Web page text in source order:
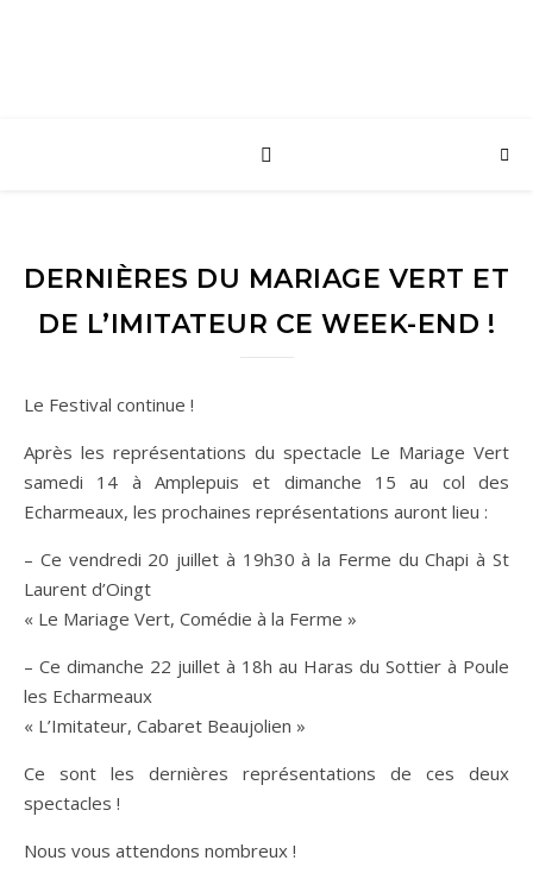
DERNIÈRES DU MARIAGE VERT ET
DE L’IMITATEUR CE WEEK-END !
Le Festival continue !
Après les représentations du spectacle Le Mariage Vert
samedi 14 à Amplepuis et dimanche 15 au col des
Echarmeaux, les prochaines représentations auront lieu :
– Ce vendredi 20 juillet à 19h30 à la Ferme du Chapi à St
Laurent d’Oingt
« Le Mariage Vert, Comédie à la Ferme »
– Ce dimanche 22 juillet à 18h au Haras du Sottier à Poule
les Echarmeaux
« L’Imitateur, Cabaret Beaujolien »
Ce sont les dernières représentations de ces deux
spectacles !
Nous vous attendons nombreux !